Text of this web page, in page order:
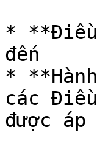
*
đến
*
các
được